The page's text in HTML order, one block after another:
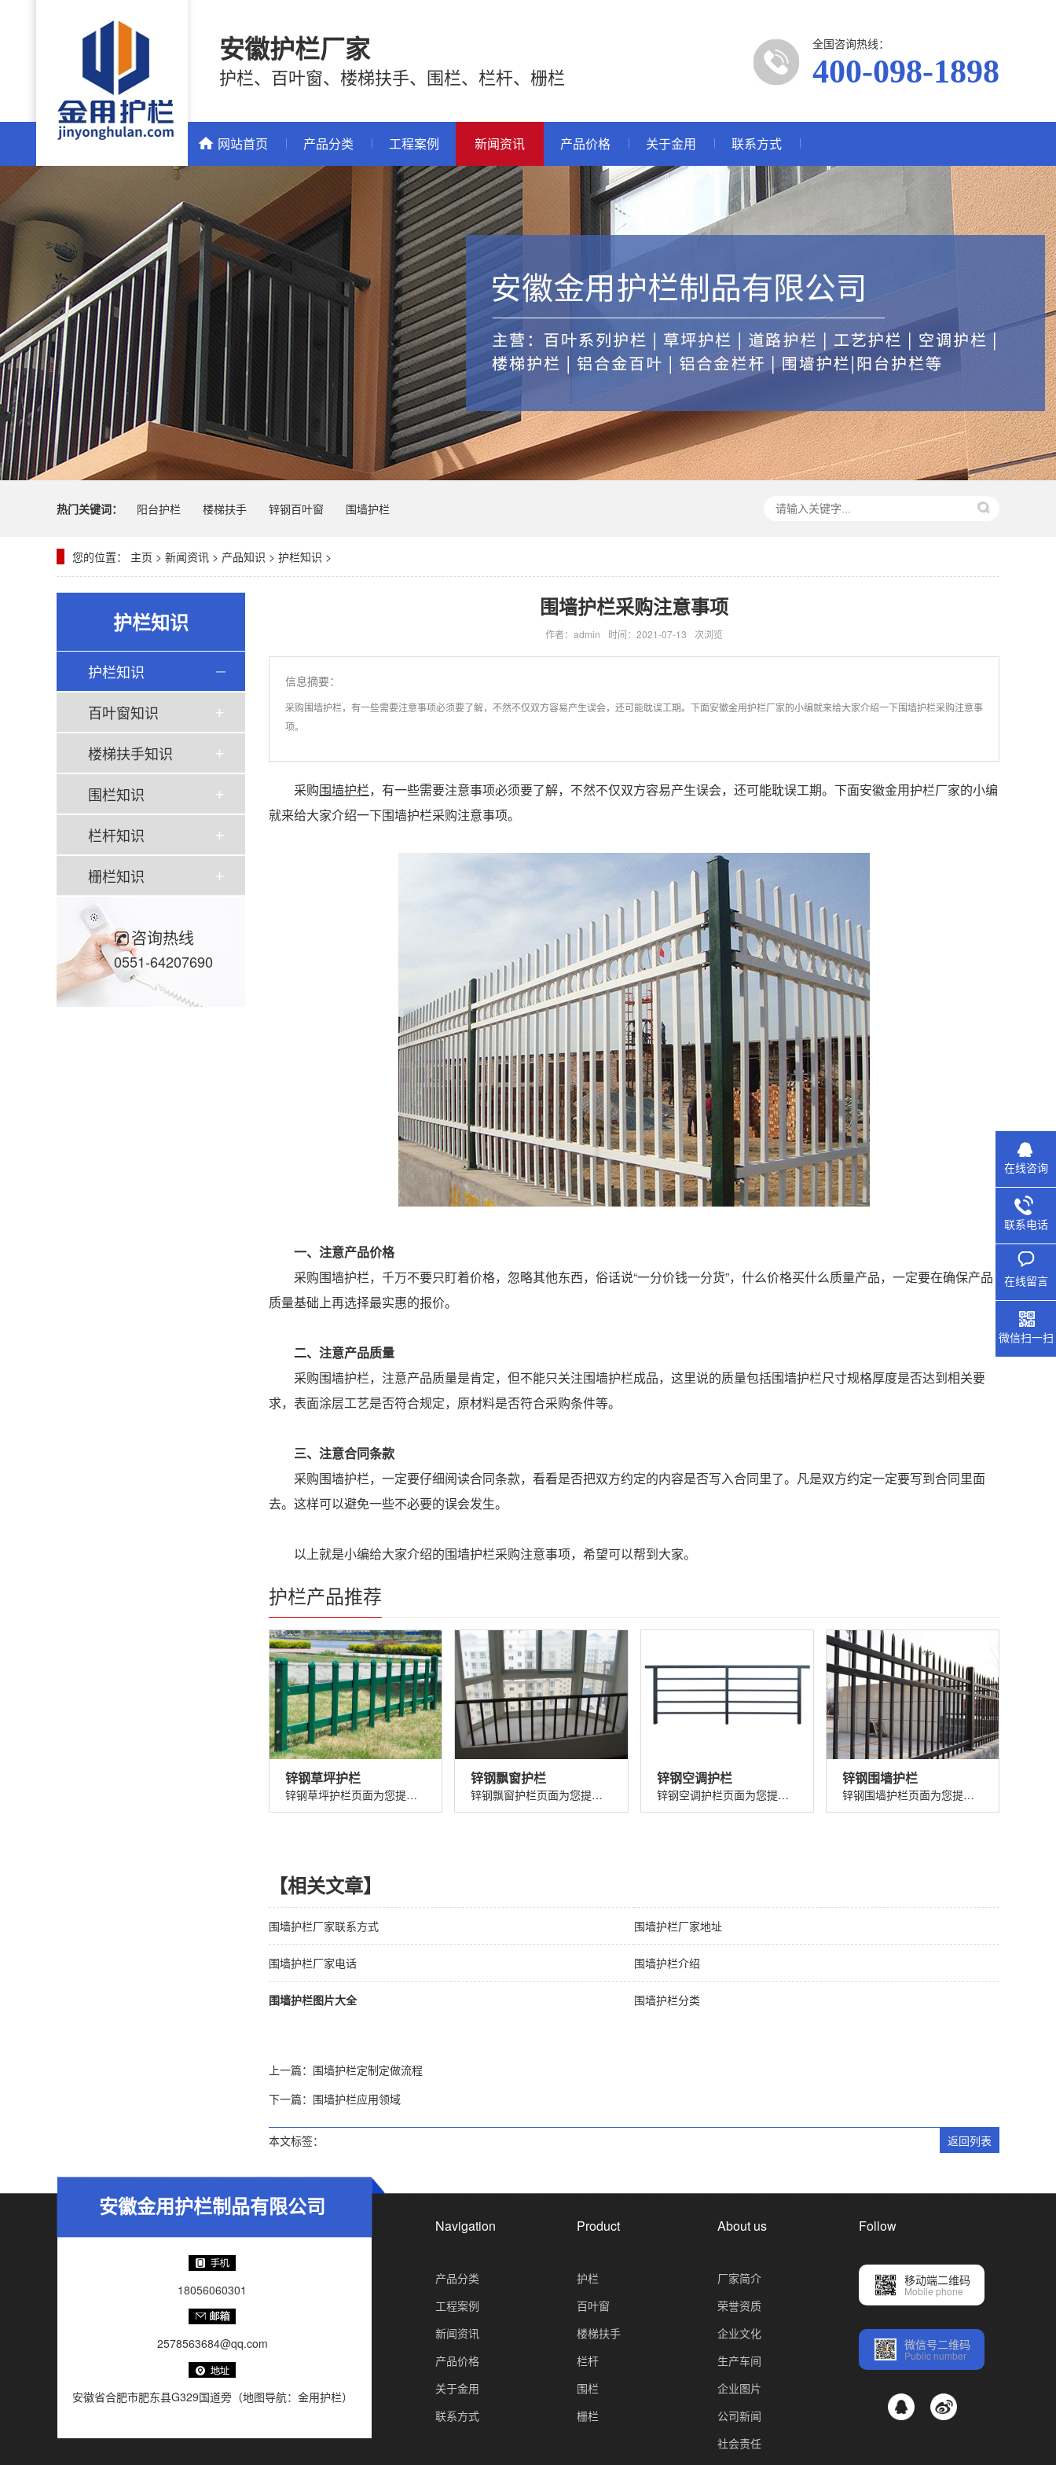
安徽护栏厂家
护栏、百叶窗、楼梯扶手、围栏、栏杆、栅栏
全国咨询热线：
400-098-1898
网站首页 产品分类 工程案例 新闻资讯 产品价格 关于金用 联系方式
热门关键词： 阳台护栏 楼梯扶手 锌钢百叶窗 围墙护栏
您的位置： 主页 > 新闻资讯 > 产品知识 > 护栏知识 >
护栏知识
护栏知识
百叶窗知识
楼梯扶手知识
围栏知识
栏杆知识
栅栏知识
咨询热线
0551-64207690
围墙护栏采购注意事项
作者：admin 时间：2021-07-13 次浏览
信息摘要：
采购围墙护栏，有一些需要注意事项必须要了解，不然不仅双方容易产生误会，还可能耽误工期。下面安徽金用护栏厂家的小编就来给大家介绍一下围墙护栏采购注意事
项。
采购围墙护栏，有一些需要注意事项必须要了解，不然不仅双方容易产生误会，还可能耽误工期。下面安徽金用护栏厂家的小编
就来给大家介绍一下围墙护栏采购注意事项。
一、注意产品价格
采购围墙护栏，千万不要只盯着价格，忽略其他东西，俗话说“一分价钱一分货”，什么价格买什么质量产品，一定要在确保产品
质量基础上再选择最实惠的报价。
二、注意产品质量
采购围墙护栏，注意产品质量是肯定，但不能只关注围墙护栏成品，这里说的质量包括围墙护栏尺寸规格厚度是否达到相关要
求，表面涂层工艺是否符合规定，原材料是否符合采购条件等。
三、注意合同条款
采购围墙护栏，一定要仔细阅读合同条款，看看是否把双方约定的内容是否写入合同里了。凡是双方约定一定要写到合同里面
去。这样可以避免一些不必要的误会发生。
以上就是小编给大家介绍的围墙护栏采购注意事项，希望可以帮到大家。
护栏产品推荐
锌钢草坪护栏
锌钢草坪护栏页面为您提供锌钢草坪护栏价格、图片、介绍、规格、参数、特点、优势、应用以及锌钢草坪护栏厂家电话、地址等信息。...
锌钢飘窗护栏
锌钢飘窗护栏页面为您提供锌钢飘窗护栏价格、图片、介绍、规格、参数、特点、优势、应用以及锌钢飘窗护栏厂家电话、地址等信息。...
锌钢空调护栏
锌钢空调护栏页面为您提供锌钢空调护栏价格、图片、介绍、规格、参数、特点、优势、应用以及锌钢空调护栏厂家电话、地址等信息。...
锌钢围墙护栏
锌钢围墙护栏页面为您提供锌钢围墙护栏价格、图片、介绍、规格、参数、特点、优势、应用以及锌钢围墙护栏厂家电话、地址等信息。...
【相关文章】
围墙护栏厂家联系方式 围墙护栏厂家地址
围墙护栏厂家电话 围墙护栏介绍
围墙护栏图片大全 围墙护栏分类
上一篇： 围墙护栏定制定做流程
下一篇： 围墙护栏应用领域
返回列表
本文标签：
安徽金用护栏制品有限公司
18056060301
2578563684@qq.com
安徽省合肥市肥东县G329国道旁（地图导航：金用护栏）
Navigation Product About us Follow
产品分类
工程案例
新闻资讯
产品价格
关于金用
联系方式
护栏
百叶窗
楼梯扶手
栏杆
围栏
栅栏
厂家简介
荣誉资质
企业文化
生产车间
企业图片
公司新闻
社会责任
移动端二维码
Mobile phone
微信号二维码
Public number
在线咨询
联系电话
在线留言
微信扫一扫